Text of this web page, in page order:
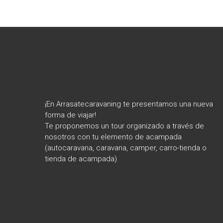
¡En Arrasatecaravaning te presentamos una nueva
forma de viajar!
Te proponemos un tour organizado a través de
nosotros con tu elemento de acampada
(autocaravana, caravana, camper, carro-tienda o
tienda de acampada)